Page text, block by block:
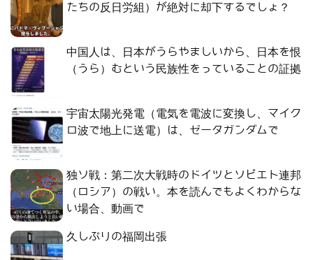
たちの反日労組）が絶対に却下するでしょ？
中国人は、日本がうらやましいから、日本を恨
（うら）むという民族性をっていることの証拠
宇宙太陽光発電（電気を電波に変換し、マイク
ロ波で地上に送電）は、ゼータガンダムで
独ソ戦：第二次大戦時のドイツとソビエト連邦
（ロシア）の戦い。本を読んでもよくわからな
い場合、動画で
久しぶりの福岡出張